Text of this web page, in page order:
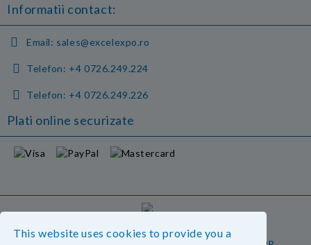
This website uses cookies to provide you a
Informatii contact:
Email: sales@excelexpo.ro
Telefon: +4 0726.249.224
Telefon: +4 0726.249.226
Plati online securizate